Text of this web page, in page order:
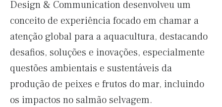
Design & Communication desenvolveu um
conceito de experiência focado em chamar a
atenção global para a aquacultura, destacando
desafios, soluções e inovações, especialmente
questões ambientais e sustentáveis da
produção de peixes e frutos do mar, incluindo
os impactos no salmão selvagem.